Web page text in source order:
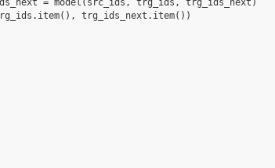
= model ( src_ids , trg_ids , trg_ids_next )
. item(), trg_ids_next . item())